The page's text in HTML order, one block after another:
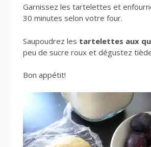
Garnissez les tartelettes et
30 minutes selon votre four.
Saupoudrez les tartelettes aux
peu de sucre roux et dégustez
Bon appétit!